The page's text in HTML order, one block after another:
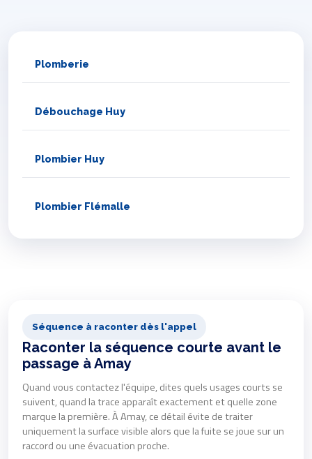
Plomberie
Débouchage Huy
Plombier Huy
Plombier Flémalle
Séquence à raconter dès l'appel
Raconter la séquence courte avant le
passage à Amay
Quand vous contactez l'équipe, dites quels usages courts se
suivent, quand la trace apparaît exactement et quelle zone
marque la première. À Amay, ce détail évite de traiter
uniquement la surface visible alors que la fuite se joue sur un
raccord ou une évacuation proche.